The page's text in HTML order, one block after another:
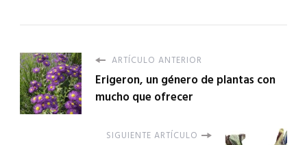
ARTÍCULO ANTERIOR
Erigeron, un género de plantas con
mucho que ofrecer
SIGUIENTE ARTÍCULO